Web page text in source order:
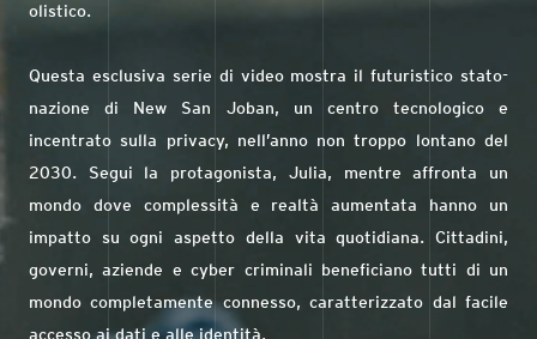
olistico.
Questa esclusiva serie di video mostra il futuristico stato-
nazione di New San Joban, un centro tecnologico e
incentrato sulla privacy, nell’anno non troppo lontano del
2030. Segui la protagonista, Julia, mentre affronta un
mondo dove complessità e realtà aumentata hanno un
impatto su ogni aspetto della vita quotidiana. Cittadini,
governi, aziende e cyber criminali beneficiano tutti di un
mondo completamente connesso, caratterizzato dal facile
accesso ai dati e alle identità.